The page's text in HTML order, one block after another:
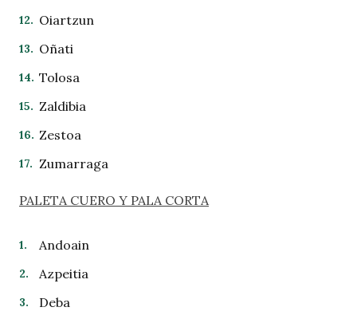
Oiartzun
Oñati
Tolosa
Zaldibia
Zestoa
Zumarraga
PALETA CUERO Y PALA CORTA
Andoain
Azpeitia
Deba